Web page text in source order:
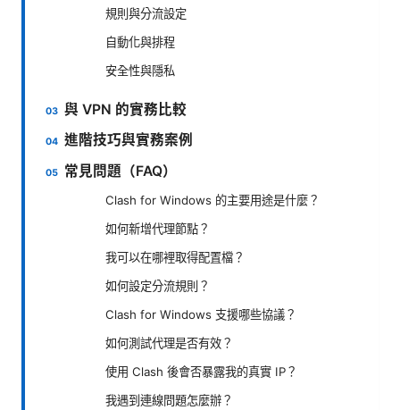
規則與分流設定
自動化與排程
安全性與隱私
與 VPN 的實務比較
進階技巧與實務案例
常見問題（FAQ）
Clash for Windows 的主要用途是什麼？
如何新增代理節點？
我可以在哪裡取得配置檔？
如何設定分流規則？
Clash for Windows 支援哪些協議？
如何測試代理是否有效？
使用 Clash 後會否暴露我的真實 IP？
我遇到連線問題怎麼辦？